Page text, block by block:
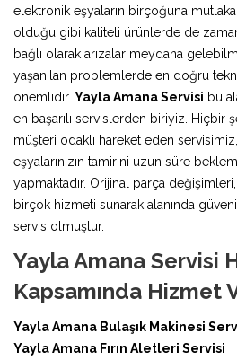
elektronik eşyaların birçoğuna
olduğu gibi kaliteli ürünlerde de
bağlı olarak arızalar meydana
yaşanılan problemlerde en doğru
önemlidir. Yayla Amana Servisi bu
en başarılı servislerden biriyiz. Hiçbir
müşteri odaklı hareket eden
eşyalarınızın tamirini uzun süre
yapmaktadır. Orijinal parça değişimleri,
birçok hizmeti sunarak alanında
servis olmuştur.
Yayla Amana Servisi
Kapsamında Hizmet
Yayla Amana Bulaşık Makinesi
Yayla Amana Fırın Aletleri Servisi